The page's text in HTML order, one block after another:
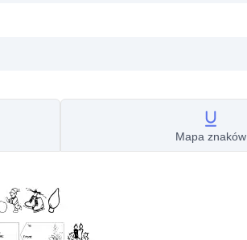
Mapa znaków